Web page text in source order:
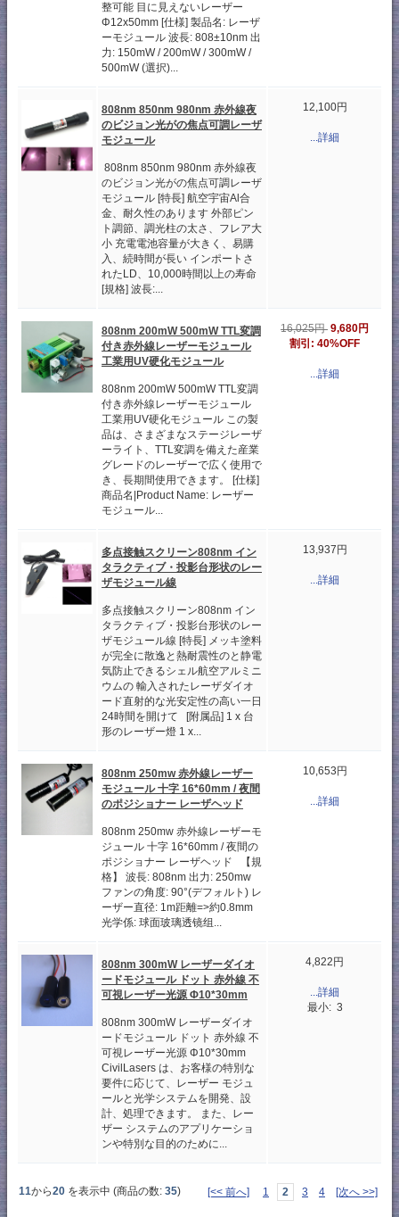
整可能 目に見えないレーザー
Φ12x50mm [仕様] 製品名: レーザ
ーモジュール 波長: 808±10nm 出
力: 150mW / 200mW / 300mW /
500mW (選択)...
808nm 850nm 980nm 赤外線夜
のビジョン光がの焦点可調レーザ
モジュール
808nm 850nm 980nm 赤外線夜
のビジョン光がの焦点可調レーザ
モジュール [特長] 航空宇宙Al合
金、耐久性のあります 外部ピン
ト調節、調光柱の太さ、フレア大
小 充電電池容量が大きく、易購
入、続時間が長い インポートさ
れたLD、10,000時間以上の寿命
[規格] 波長:...
12,100円
...詳細
808nm 200mW 500mW TTL変調
付き赤外線レーザーモジュール
工業用UV硬化モジュール
808nm 200mW 500mW TTL変調
付き赤外線レーザーモジュール
工業用UV硬化モジュール この製
品は、さまざまなステージレーザ
ーライト、TTL変調を備えた産業
グレードのレーザーで広く使用で
き、長期間使用できます。 [仕様]
商品名|Product Name: レーザー
モジュール...
16,025円 9,680円
割引: 40%OFF
...詳細
多点接触スクリーン808nm イン
タラクティブ・投影台形状のレー
ザモジュール線
多点接触スクリーン808nm イン
タラクティブ・投影台形状のレー
ザモジュール線 [特長] メッキ塗料
が完全に散逸と熱耐震性のと静電
気防止できるシェル航空アルミニ
ウムの 輸入されたレーザダイオ
ード直射的な光安定性の高い一日
24時間を開けて [附属品] 1 x 台
形のレーザー燈 1 x...
13,937円
...詳細
808nm 250mw 赤外線レーザー
モジュール 十字 16*60mm / 夜間
のポジショナー レーザヘッド
808nm 250mw 赤外線レーザーモ
ジュール 十字 16*60mm / 夜間の
ポジショナー レーザヘッド 【規
格】 波長: 808nm 出力: 250mw
ファンの角度: 90°(デフォルト) レ
ーザー直径: 1m距離=>約0.8mm
光学係: 球面玻璃透镜组...
10,653円
...詳細
808nm 300mW レーザーダイオ
ードモジュール ドット 赤外線 不
可視レーザー光源 Φ10*30mm
808nm 300mW レーザーダイオ
ードモジュール ドット 赤外線 不
可視レーザー光源 Φ10*30mm
CivilLasers は、お客様の特別な
要件に応じて、レーザー モジュ
ールと光学システムを開発、設
計、処理できます。 また、レー
ザー システムのアプリケーショ
ンや特別な目的のために...
4,822円
...詳細
最小: 3
11から20 を表示中 (商品の数: 35) [<< 前へ] 1 2 3 4 [次へ >>]